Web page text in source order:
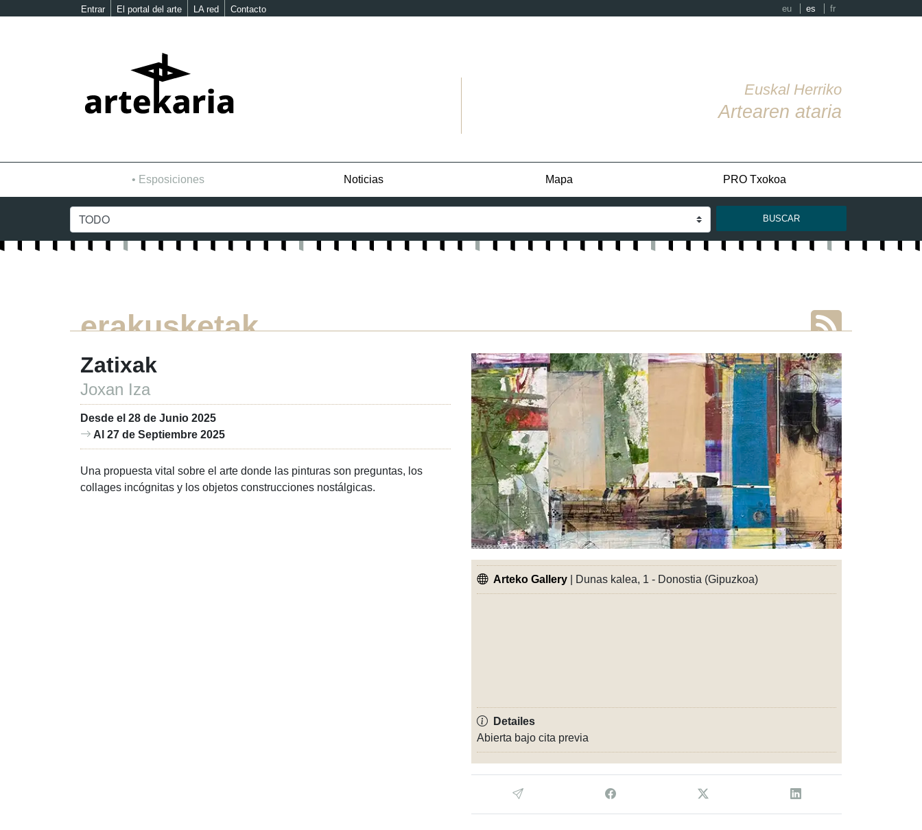
Entrar El portal del arte LA red Contacto eu es fr
Euskal Herriko
Artearen ataria
Esposiciones Noticias Mapa PRO Txokoa
BUSCAR
erakusketak
Zatixak
Joxan Iza
Desde el 28 de Junio 2025
Al 27 de Septiembre 2025
Una propuesta vital sobre el arte donde las pinturas son preguntas, los
collages incógnitas y los objetos construcciones nostálgicas.
Arteko Gallery | Dunas kalea, 1 - Donostia (Gipuzkoa)
Detailes
Abierta bajo cita previa